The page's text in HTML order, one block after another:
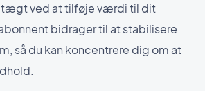
ved at tilføje værdi til dit
bidrager til at stabilisere
så du kan koncentrere dig om at